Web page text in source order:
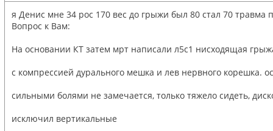
я Денис мне 34 рос 170 вес до грыжи был 80 стал 70
Вопрос к Вам:
На основании КТ затем мрт написали л5с1 нисходящая
с компрессией дурального мешка и лев нервного корешка.
сильными болями не замечается, только тяжело сидеть,
исключил вертикальные